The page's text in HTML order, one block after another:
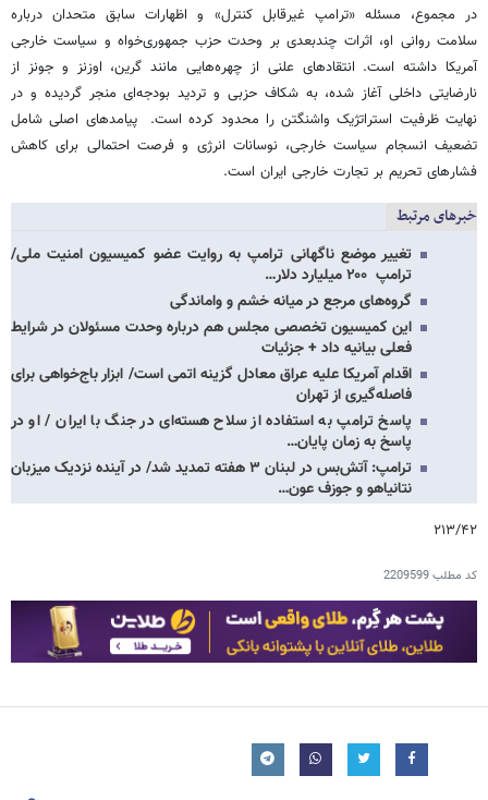
در مجموع، مسئله «ترامپ غیرقابل کنترل» و اظهارات سابق متحدان درباره
سلامت روانی او، اثرات چندبعدی بر وحدت حزب جمهوری‌خواه و سیاست خارجی
آمریکا داشته است. انتقادهای علنی از چهره‌هایی مانند گرین، اوزنز و جونز از
نارضایتی داخلی آغاز شده، به شکاف حزبی و تردید بودجه‌ای منجر گردیده و در
نهایت ظرفیت استراتژیک واشنگتن را محدود کرده است. پیامدهای اصلی شامل
تضعیف انسجام سیاست خارجی، نوسانات انرژی و فرصت احتمالی برای کاهش
فشارهای تحریم بر تجارت خارجی ایران است.
خبرهای مرتبط
تغییر موضع ناگهانی ترامپ به روایت عضو کمیسیون امنیت ملی/
ترامپ ۲۰۰ میلیارد دلار…
گروه‌های مرجع در میانه خشم و واماندگی
این کمیسیون تخصصی مجلس هم درباره وحدت مسئولان در شرایط
فعلی بیانیه داد + جزئیات
اقدام آمریکا علیه عراق معادل گزینه اتمی است/ ابزار باج‌خواهی برای
فاصله‌گیری از تهران
پاسخ ترامپ به استفاده از سلاح هسته‌ای در جنگ با ایران / او در
پاسخ به زمان پایان…
ترامپ: آتش‌بس در لبنان ۳ هفته تمدید شد/ در آینده نزدیک میزبان
نتانیاهو و جوزف عون…
۲۱۳/۴۲
کد مطلب2209599